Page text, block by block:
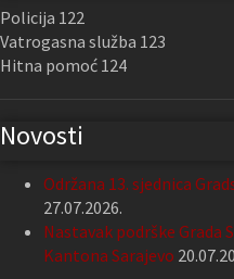
Policija 122
Vatrogasna služba 123
Hitna pomoć 124
Novosti
Održana 13. sjednica
27.07.2026.
Nastavak podrške Grada
Kantona Sarajevo